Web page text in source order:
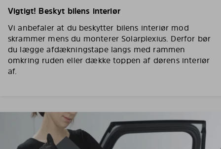
Vigtigt! Beskyt bilens interiør
Vi anbefaler at du beskytter bilens interiør mod
skrammer mens du monterer Solarplexius. Derfor bør
du lægge afdækningstape langs med rammen
omkring ruden eller dække toppen af dørens interiør
af.